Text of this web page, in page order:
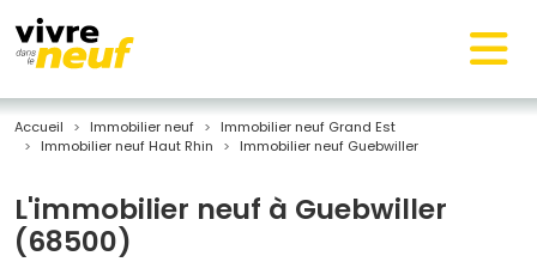
Accueil Immobilier neuf
Immobilier neuf Grand Est
Immobilier neuf Haut Rhin
Immobilier neuf Guebwiller
L'immobilier neuf à Guebwiller
(68500)